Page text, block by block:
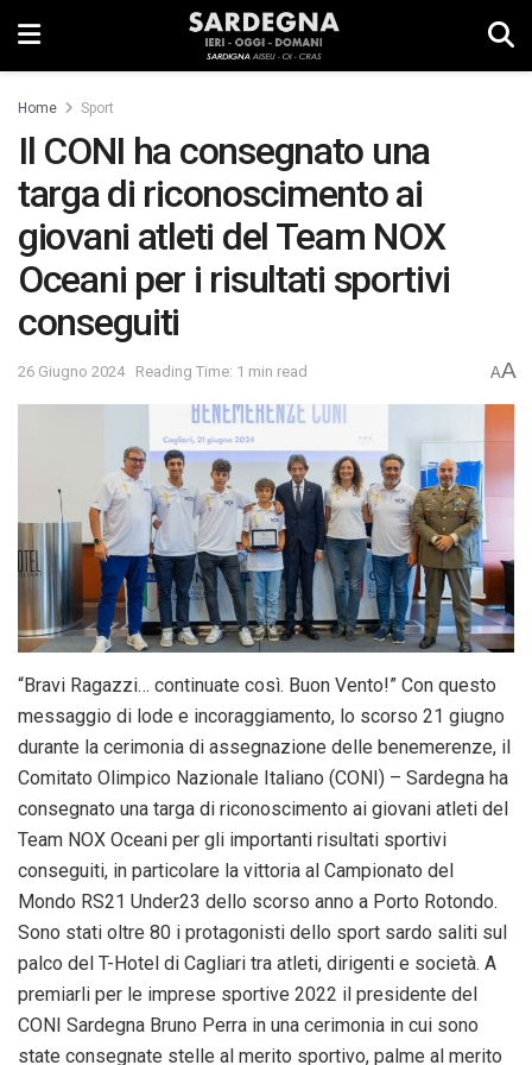
Home Sport
Il CONI ha consegnato una
targa di riconoscimento ai
giovani atleti del Team NOX
Oceani per i risultati sportivi
conseguiti
26 Giugno 2024 Reading Time: 1 min read AA
“Bravi Ragazzi… continuate così. Buon Vento!” Con questo
messaggio di lode e incoraggiamento, lo scorso 21 giugno
durante la cerimonia di assegnazione delle benemerenze, il
Comitato Olimpico Nazionale Italiano (CONI) – Sardegna ha
consegnato una targa di riconoscimento ai giovani atleti del
Team NOX Oceani per gli importanti risultati sportivi
conseguiti, in particolare la vittoria al Campionato del
Mondo RS21 Under23 dello scorso anno a Porto Rotondo.
Sono stati oltre 80 i protagonisti dello sport sardo saliti sul
palco del T-Hotel di Cagliari tra atleti, dirigenti e società. A
premiarli per le imprese sportive 2022 il presidente del
CONI Sardegna Bruno Perra in una cerimonia in cui sono
state consegnate stelle al merito sportivo, palme al merito